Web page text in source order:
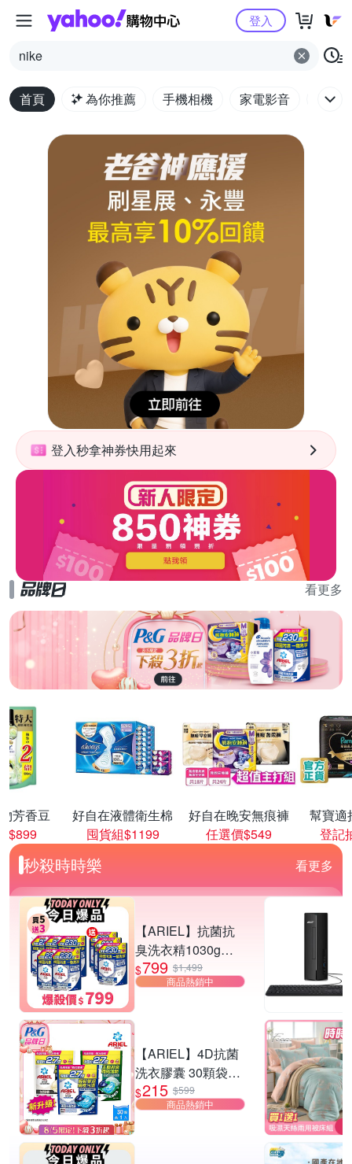
Yahoo購物中心
nike
登入
首頁 為你推薦 手機相機 家電影音 電腦
登入秒拿神券快用起來
看更多
芳香豆
$899
好自在液體衛生棉
囤貨組$1199
好自在晚安無痕褲
任選價$549
幫寶適
登記
秒殺時時樂 看更多
【ARIEL】抗菌抗
臭洗衣精1030g補
充包 X8 (抗菌去漬/
室內晾曬) 兩款任選
$799 $1,499
商品熱銷中
【ARIEL】4D抗菌
洗衣膠囊 30顆袋裝
(抗菌去漬/室內晾
衣/自然微香)
$215 $599
商品熱銷中